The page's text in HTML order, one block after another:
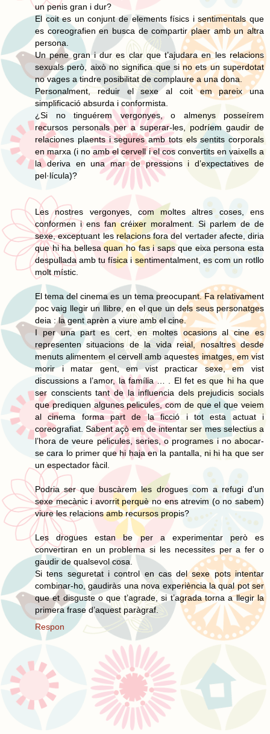
un penis gran i dur?
El coit es un conjunt de elements físics i sentimentals que
es coreografien en busca de compartir plaer amb un altra
persona.
Un pene gran i dur es clar que t’ajudara en les relacions
sexuals però, això no significa que si no ets un superdotat
no vages a tindre posibilitat de complaure a una dona.
Personalment, reduir el sexe al coit em pareix una
simplificació absurda i conformista.
¿Si no tinguérem vergonyes, o almenys posseírem
recursos personals per a superar-les, podríem gaudir de
relaciones plaents i segures amb tots els sentits corporals
en marxa (i no amb el cervell i el cos convertits en vaixells a
la deriva en una mar de pressions i d’expectatives de
pel·lícula)?
Les nostres vergonyes, com moltes altres coses, ens
conformen i ens fan créixer moralment. Si parlem de de
sexe, exceptuant les relacions fora del vertader afecte, diria
que hi ha bellesa quan ho fas i saps que eixa persona esta
despullada amb tu física i sentimentalment, es com un rotllo
molt místic.
El tema del cinema es un tema preocupant. Fa relativament
poc vaig llegir un llibre, en el que un dels seus personatges
deia : la gent aprèn a viure amb el cine.
I per una part es cert, en moltes ocasions al cine es
representen situacions de la vida reial, nosaltres desde
menuts alimentem el cervell amb aquestes imatges, em vist
morir i matar gent, em vist practicar sexe, em vist
discussions a l’amor, la família … . El fet es que hi ha que
ser conscients tant de la influencia dels prejudicis socials
que prediquen algunes pelicules, com de que el que veiem
al cinema forma part de la ficció i tot esta actuat i
coreografiat. Sabent açò em de intentar ser mes selectius a
l’hora de veure pelicules, series, o programes i no abocar-
se cara lo primer que hi haja en la pantalla, ni hi ha que ser
un espectador fàcil.
Podria ser que buscàrem les drogues com a refugi d'un
sexe mecànic i avorrit perquè no ens atrevim (o no sabem)
viure les relacions amb recursos propis?
Les drogues estan be per a experimentar però es
convertiran en un problema si les necessites per a fer o
gaudir de qualsevol cosa.
Si tens seguretat i control en cas del sexe pots intentar
combinar-ho, gaudiràs una nova experiència la qual pot ser
que et disguste o que t’agrade, si t’agrada torna a llegir la
primera frase d’aquest paràgraf.
Respon